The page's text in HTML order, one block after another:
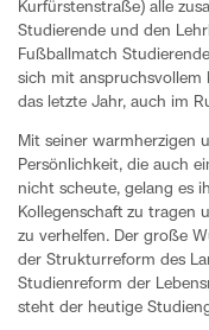
Kurfürstenstraße) alle
Studierende und den
Fußballmatch
sich mit
das letzte Jahr, auch im
Mit seiner warmherzigen
Persönlichkeit, die auch
nicht scheute, gelang es
Kollegenschaft zu tragen
zu verhelfen. Der große
der Strukturreform des
Studienreform der
steht der heutige